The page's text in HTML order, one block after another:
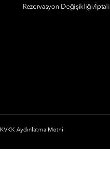
Rezervasyon Değişikliği/İptali
Aydınlatma Metni